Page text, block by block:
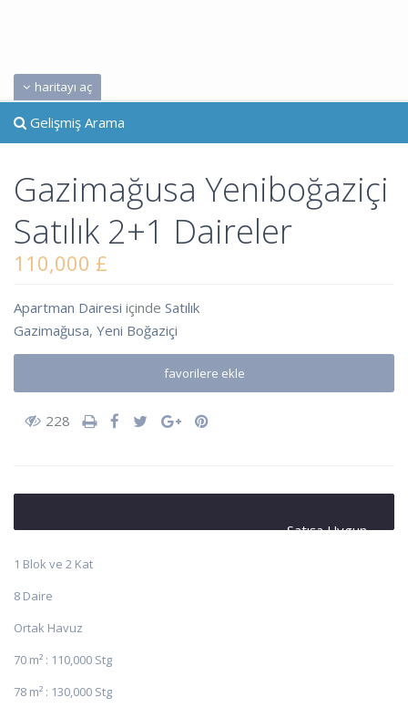
haritayı aç
Gelişmiş Arama
Gazimağusa Yeniboğaziçi
Satılık 2+1 Daireler
110,000 £
Apartman Dairesi içinde Satılık
Gazimağusa, Yeni Boğaziçi
favorilere ekle
228
Satışa Uygun
1 Blok ve 2 Kat
8 Daire
Ortak Havuz
70 m² : 110,000 Stg
78 m² : 130,000 Stg